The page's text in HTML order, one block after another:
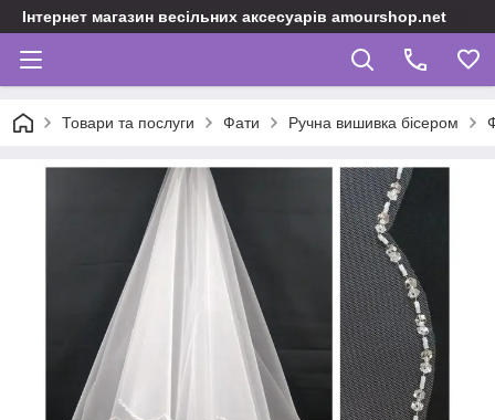
Інтернет магазин весільних аксесуарів amourshop.net
Товари та послуги Фати Ручна вишивка бісером